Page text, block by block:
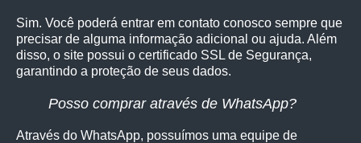
Sim. Você poderá entrar em contato conosco sempre que
precisar de alguma informação adicional ou ajuda. Além
disso, o site possui o certificado SSL de Segurança,
garantindo a proteção de seus dados.
Posso comprar através de WhatsApp?
Através do WhatsApp, possuímos uma equipe de